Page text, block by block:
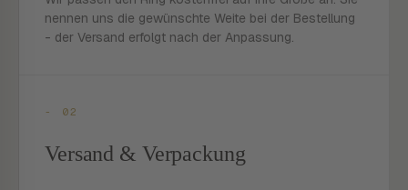
nennen uns die gewünschte Weite bei der Bestellung
- der Versand erfolgt nach der Anpassung.
- 02
Versand & Verpackung